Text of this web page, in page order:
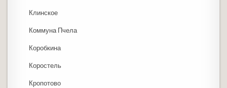
Клинское
Коммуна Пчела
Коробкина
Коростель
Кропотово